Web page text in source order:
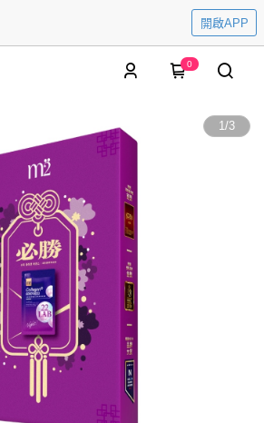
開啟APP
0
1/3